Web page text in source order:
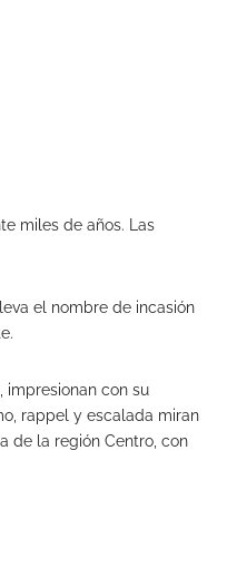
miles de años. Las
el nombre de incasión
impresionan con su
rappel y escalada miran
de la región Centro, con